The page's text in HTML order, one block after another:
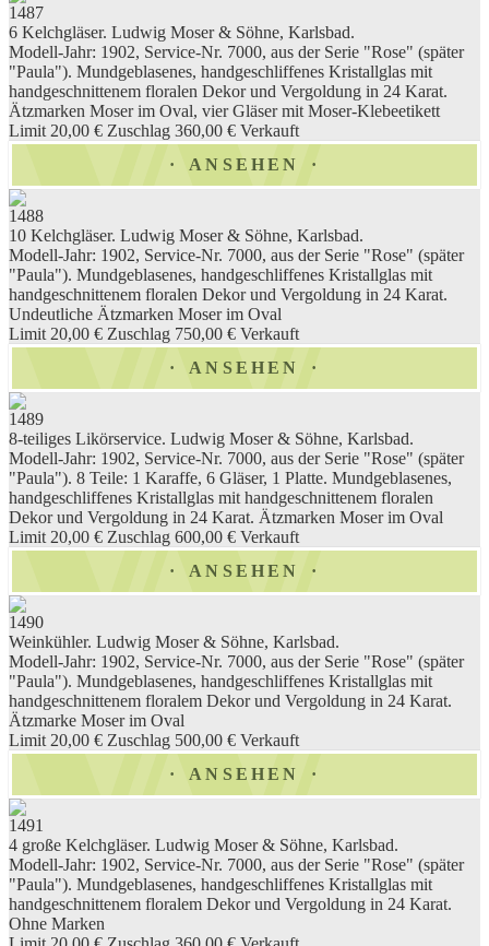
1487
6 Kelchgläser. Ludwig Moser & Söhne, Karlsbad.
Modell-Jahr: 1902, Service-Nr. 7000, aus der Serie "Rose" (später
"Paula"). Mundgeblasenes, handgeschliffenes Kristallglas mit
handgeschnittenem floralen Dekor und Vergoldung in 24 Karat.
Ätzmarken Moser im Oval, vier Gläser mit Moser-Klebeetikett
Limit 20,00 € Zuschlag 360,00 € Verkauft
ANSEHEN
1488
10 Kelchgläser. Ludwig Moser & Söhne, Karlsbad.
Modell-Jahr: 1902, Service-Nr. 7000, aus der Serie "Rose" (später
"Paula"). Mundgeblasenes, handgeschliffenes Kristallglas mit
handgeschnittenem floralen Dekor und Vergoldung in 24 Karat.
Undeutliche Ätzmarken Moser im Oval
Limit 20,00 € Zuschlag 750,00 € Verkauft
ANSEHEN
1489
8-teiliges Likörservice. Ludwig Moser & Söhne, Karlsbad.
Modell-Jahr: 1902, Service-Nr. 7000, aus der Serie "Rose" (später
"Paula"). 8 Teile: 1 Karaffe, 6 Gläser, 1 Platte. Mundgeblasenes,
handgeschliffenes Kristallglas mit handgeschnittenem floralen
Dekor und Vergoldung in 24 Karat. Ätzmarken Moser im Oval
Limit 20,00 € Zuschlag 600,00 € Verkauft
ANSEHEN
1490
Weinkühler. Ludwig Moser & Söhne, Karlsbad.
Modell-Jahr: 1902, Service-Nr. 7000, aus der Serie "Rose" (später
"Paula"). Mundgeblasenes, handgeschliffenes Kristallglas mit
handgeschnittenem floralem Dekor und Vergoldung in 24 Karat.
Ätzmarke Moser im Oval
Limit 20,00 € Zuschlag 500,00 € Verkauft
ANSEHEN
1491
4 große Kelchgläser. Ludwig Moser & Söhne, Karlsbad.
Modell-Jahr: 1902, Service-Nr. 7000, aus der Serie "Rose" (später
"Paula"). Mundgeblasenes, handgeschliffenes Kristallglas mit
handgeschnittenem floralem Dekor und Vergoldung in 24 Karat.
Ohne Marken